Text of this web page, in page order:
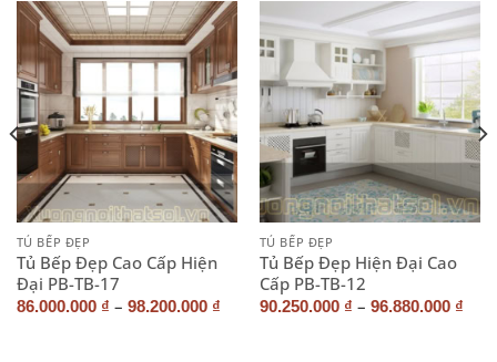
TỦ BẾP ĐẸP
Tủ Bếp Đẹp Cao Cấp Hiện
Đại PB-TB-17
86.000.000 ₫ – 98.200.000 ₫
TỦ BẾP ĐẸP
Tủ Bếp Đẹp Hiện Đại Cao
Cấp PB-TB-12
90.250.000 ₫ – 96.880.000 ₫